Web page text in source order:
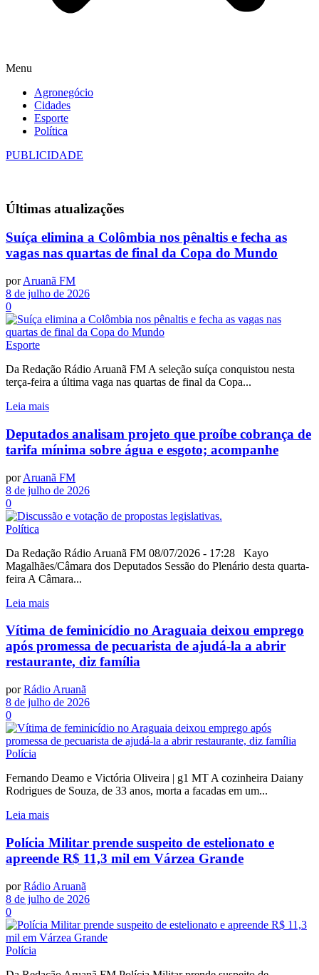
Menu
Agronegócio
Cidades
Esporte
Política
PUBLICIDADE
Últimas atualizações
Suíça elimina a Colômbia nos pênaltis e fecha as
vagas nas quartas de final da Copa do Mundo
por Aruanã FM
8 de julho de 2026
0
Esporte
Da Redação Rádio Aruanã FM A seleção suíça conquistou nesta
terça-feira a última vaga nas quartas de final da Copa...
Leia mais
Deputados analisam projeto que proíbe cobrança de
tarifa mínima sobre água e esgoto; acompanhe
por Aruanã FM
8 de julho de 2026
0
Política
Da Redação Rádio Aruanã FM 08/07/2026 - 17:28 Kayo
Magalhães/Câmara dos Deputados Sessão do Plenário desta quarta-
feira A Câmara...
Leia mais
Vítima de feminicídio no Araguaia deixou emprego
após promessa de pecuarista de ajudá-la a abrir
restaurante, diz família
por Rádio Aruanã
8 de julho de 2026
0
Polícia
Fernando Deamo e Victória Oliveira | g1 MT A cozinheira Daiany
Rodrigues de Souza, de 33 anos, morta a facadas em um...
Leia mais
Polícia Militar prende suspeito de estelionato e
apreende R$ 11,3 mil em Várzea Grande
por Rádio Aruanã
8 de julho de 2026
0
Polícia